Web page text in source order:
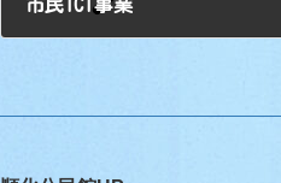
市民ICT事業